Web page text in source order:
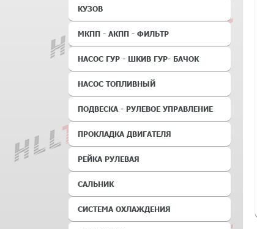
КУЗОВ
МКПП - АКПП - ФИЛЬТР
НАСОС ГУР - ШКИВ ГУР- БАЧОК
НАСОС ТОПЛИВНЫЙ
ПОДВЕСКА - РУЛЕВОЕ УПРАВЛЕНИЕ
ПРОКЛАДКА ДВИГАТЕЛЯ
РЕЙКА РУЛЕВАЯ
САЛЬНИК
СИСТЕМА ОХЛАЖДЕНИЯ